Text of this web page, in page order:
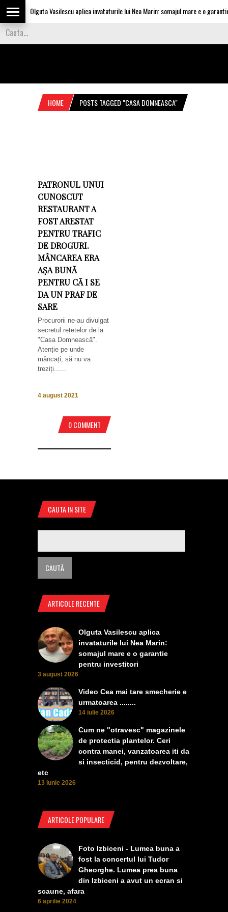
Olguta Vasilescu aplica invataturile lui Nea Marin: somajul mare e o
HOME POSTS TAGGED "CASA DOMNEASCA"
PATRONUL UNUI
CUNOSCUT
RESTAURANT A
FOST ARESTAT
PENTRU TRAFIC
DE DROGURI.
MÂNCAREA ERA
AȘA BUNĂ
PENTRU CĂ I SE
DA UN PRAF DE
SARE
Procurorii ne-au divulgat
secretul rețetelor de la
"Casa Domnească".
Atenție pe unde
mâncați, să nu va
treziți......
4 august 2021
0 COMMENT
CAUTA IN SITE
ARTICOLE RECENTE
Olguta Vasilescu aplica
invataturile lui Nea Marin:
somajul mare e o garantie
pentru investitori
3 august 2026
Video Cea mai tare smecherie e
urmatoarea ........
14 iulie 2026
Cum ne "otravesc" magazinele
de protectia plantelor. Ceri
contra manei, vanzatoarea iti da
si insecticid, pentru dezvoltare,
etc
13 iunie 2026
ARTICOLE POPULARE
Foto Izbiceni - Lumea buna a
fost la concertul lui Tudor
Gheorghe. Lumea prea buna
din Izbiceni a avut un ecran si
scaune, afara
6 aprilie 2024